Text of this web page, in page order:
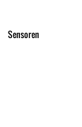
Sensoren